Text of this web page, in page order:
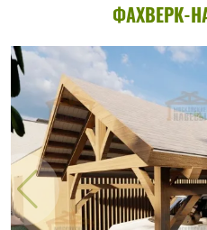
ФАХВЕРК-